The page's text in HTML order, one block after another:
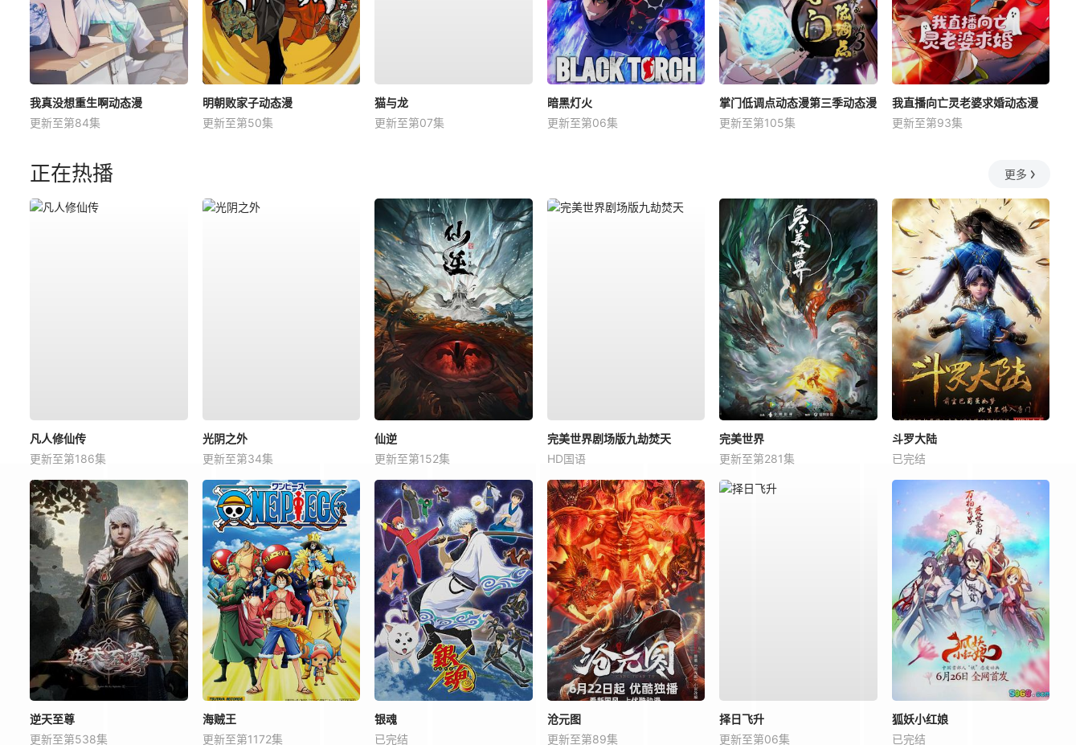
我真没想重生啊动态漫
更新至第84集
明朝败家子动态漫
更新至第50集
猫与龙
更新至第07集
暗黑灯火
更新至第06集
掌门低调点动态漫第三季动态漫
更新至第105集
我直播向亡灵老婆求婚动态漫
更新至第93集
正在热播 更多
凡人修仙传
更新至第186集
光阴之外
更新至第34集
仙逆
更新至第152集
完美世界剧场版九劫焚天
HD国语
完美世界
更新至第281集
斗罗大陆
已完结
逆天至尊
更新至第538集
海贼王
更新至第1172集
银魂
已完结
沧元图
更新至第89集
择日飞升
更新至第06集
狐妖小红娘
已完结